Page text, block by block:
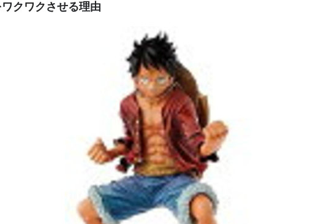
マーロンに曰く、「お父さんは世界一強いんだ！地球人の中では
…お、お前宇宙人だったのか!!」という名言や迷言を残している。
はアニメ本編でクリリンがフリーザに殺されたとき、あまりの人気の為葬式
用可能。他にも多数のキャラが使えるため、技自体の難易度は低いと見られ
道会のバクテリアン戦では、何故か臭いを感じている
ワクワクさせる理由